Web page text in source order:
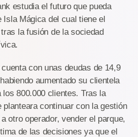
estudia el futuro que pueda
Isla Mágica del cual tiene el
la fusión de la sociedad
con unas deudas de 14,9
aumentado su clientela
los 800.000 clientes. Tras la
continuar con la gestión
otro operador, vender el parque,
de las decisiones ya que el